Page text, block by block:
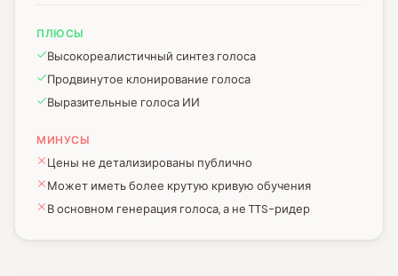
ПЛЮСЫ
Высокореалистичный синтез голоса
Продвинутое клонирование голоса
Выразительные голоса ИИ
МИНУСЫ
Цены не детализированы публично
Может иметь более крутую кривую обучения
В основном генерация голоса, а не TTS-ридер